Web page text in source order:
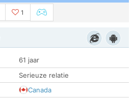
1
61 jaar
Serieuze relatie
Canada